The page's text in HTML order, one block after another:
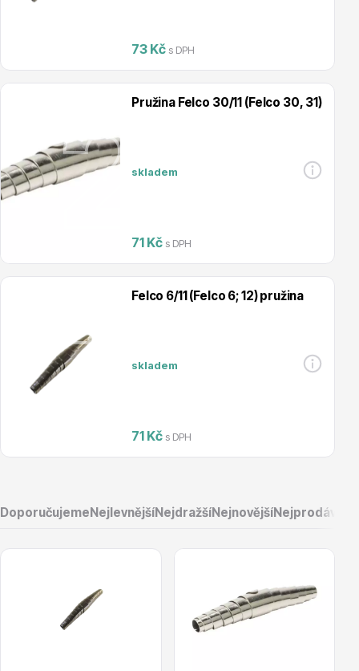
Semena, sadba
73 Kč s DPH
Pružina Felco 30/11 (Felco 30, 31)
skladem
71 Kč s DPH
Felco 6/11 (Felco 6; 12) pružina
skladem
71 Kč s DPH
DoporučujemeNejlevnějšíNejdražšíNejnovější